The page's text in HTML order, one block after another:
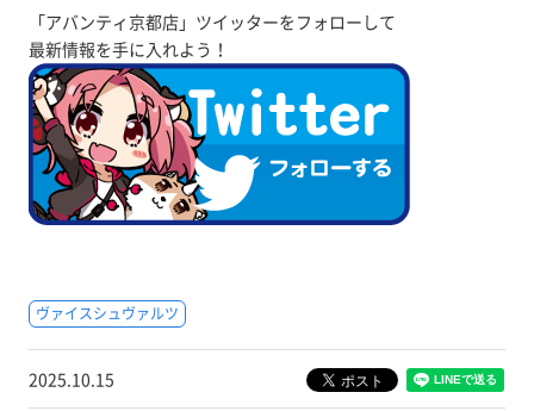
「アバンティ京都店」ツイッターをフォローして
最新情報を手に入れよう！
ヴァイスシュヴァルツ
2025.10.15